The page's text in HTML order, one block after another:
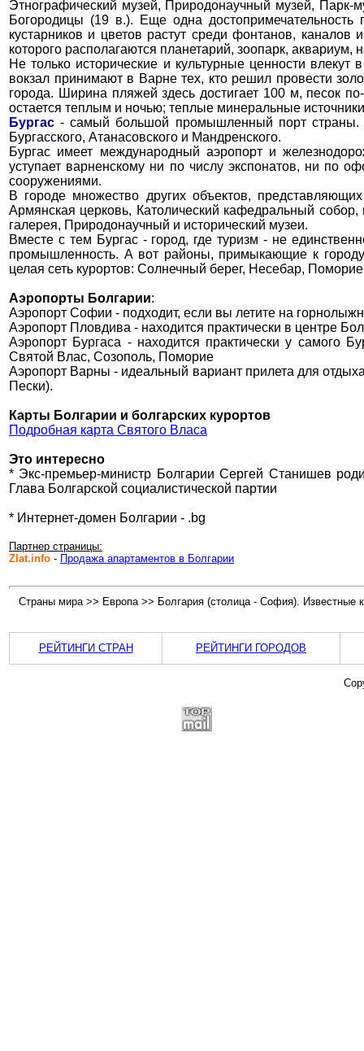
Этнографический музей, Природонаучный музей,
Богородицы (19 в.). Еще одна
кустарников и цветов растут среди фонтанов,
которого располагаются планетарий, зоопарк, аквариум,
Не только исторические и культурные ценности
вокзал принимают в Варне тех, кто решил провести
города. Ширина пляжей здесь достигает 100 м, песок
остается теплым и ночью; теплые минеральные
Бургас - самый большой промышленный порт страны.
Бургасского, Атанасовского и Мандренского.
Бургас имеет международный аэропорт и
уступает варненскому ни по числу экспонатов, ни по
сооружениями.
В городе множество других объектов,
Армянская церковь, Католический кафедральный
галерея, Природонаучный и исторический музеи.
Вместе с тем Бургас - город, где туризм - не
промышленность. А вот районы, примыкающие к
целая сеть курортов: Солнечный берег, Несебар,
Аэропорты Болгарии:
Аэропорт Софии - подходит, если вы летите на
Аэропорт Пловдива - находится практически в центре
Аэропорт Бургаса - находится практически у самого
Святой Влас, Созополь, Поморие
Аэропорт Варны - идеальный вариант прилета для
Пески).
Карты Болгарии и болгарских курортов
Подробная карта Святого Власа
Это интересно
* Экс-премьер-министр Болгарии Сергей Станишев
Глава Болгарской социалистической партии
* Интернет-домен Болгарии - .bg
Партнер страницы:
Zlat.info - Продажа апартаментов в Болгарии
Страны мира >> Европа >> Болгария (столица - София).
РЕЙТИНГИ СТРАН РЕЙТИНГИ ГОРОДОВ